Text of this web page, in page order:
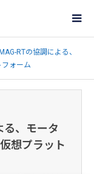
RTの協調による、
ォーム
る、モータ
想プラット